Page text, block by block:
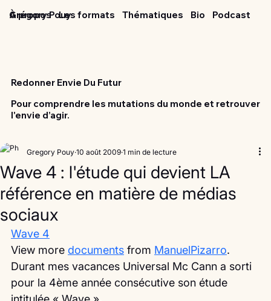
Grégory Pouy
À propos Les formats Thématiques Podcast
Bio
Redonner Envie Du Futur
Pour comprendre les mutations du monde et retrouver
l'envie d’agir.
Wave 4 : l'étude qui devient LA
référence en matière de médias
sociaux
Gregory Pouy 10 août 2009 1 min de lecture
Wave 4
View more documents from ManuelPizarro.
Durant mes vacances Universal Mc Cann a sorti
pour la 4ème année consécutive son étude